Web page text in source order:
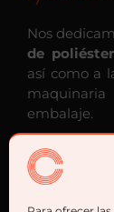
Nos
de
así como a
embalaje.